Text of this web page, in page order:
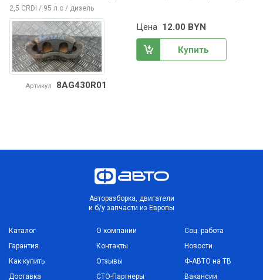
2,5 CRDI / 95 л.с / дизель
Артикул 8AG430R01
Цена 12.00 BYN
Купить
Авторазборка, двигатели
и б/у запчасти из Европы
Каталог
Гарантия
Как купить
Доставка
О компании
Контакты
Отзывы
СТО-Партнеры
Соц. работа
Новости
Ф-АВТО на ТВ
Вакансии